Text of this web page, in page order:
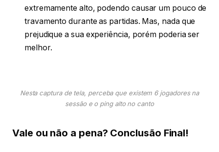
extremamente alto, podendo causar um pouco de
travamento durante as partidas. Mas, nada que
prejudique a sua experiência, porém poderia ser
melhor.
Nesta captura de tela, perceba que existem 6 jogadores na
sessão e o ping alto no canto
Vale ou não a pena? Conclusão Final!